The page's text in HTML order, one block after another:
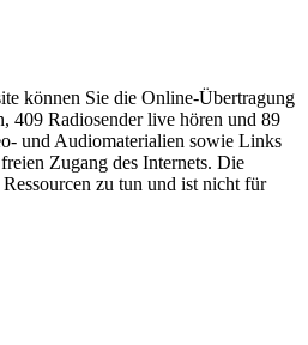
können Sie die Online-Übertragung
409 Radiosender live hören und 89
und Audiomaterialien sowie Links
Zugang des Internets. Die
zu tun und ist nicht für